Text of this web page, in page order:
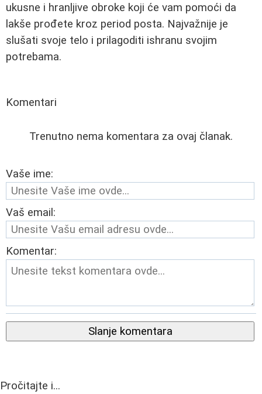
ukusne i hranljive obroke koji će vam pomoći da
lakše prođete kroz period posta. Najvažnije je
slušati svoje telo i prilagoditi ishranu svojim
potrebama.
Komentari
Trenutno nema komentara za ovaj članak.
Vaše ime:
Vaš email:
Komentar:
Slanje komentara
Pročitajte i...